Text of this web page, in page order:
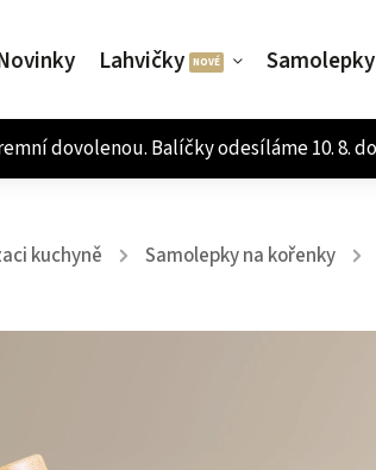
Lahvičky Samolepky
kuchyně / Samolepky na kořenky /